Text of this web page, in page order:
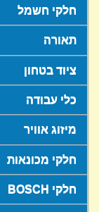
חלקי חשמל
תאורה
ציוד בטחון
כלי עבודה
מיזוג אוויר
חלקי מכונאות
חלקי BOSCH